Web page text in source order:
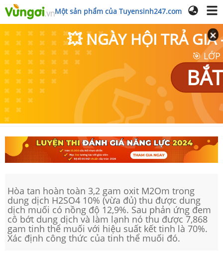
Một sản phẩm của Tuyensinh247.com
💥 NGÀY HỘI TRẢ GIÁ
🎯
Hòa tan hoàn toàn 3,2 gam oxit M2Om trong
dung dịch H2SO4 10% (vừa đủ) thu được dung
dịch muối có nồng độ 12,9%. Sau phản ứng đem
cô bớt dung dịch và làm lạnh nó thu được 7,868
gam tinh thể muối với hiệu suất kết tinh là 70%.
Xác định công thức của tinh thể muối đó.